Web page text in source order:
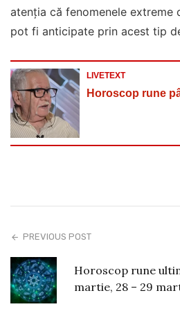
atenția că fenomenele extreme
pot fi anticipate prin acest tip
LIVETEXT
Horoscop rune
PREVIOUS POST
Horoscop rune
martie, 28 – 29